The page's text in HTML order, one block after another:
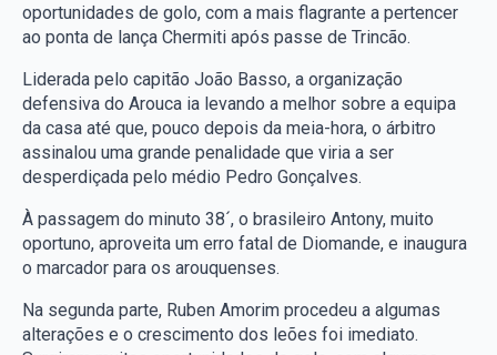
oportunidades de golo, com a mais flagrante a pertencer
ao ponta de lança Chermiti após passe de Trincão.
Liderada pelo capitão João Basso, a organização
defensiva do Arouca ia levando a melhor sobre a equipa
da casa até que, pouco depois da meia-hora, o árbitro
assinalou uma grande penalidade que viria a ser
desperdiçada pelo médio Pedro Gonçalves.
À passagem do minuto 38´, o brasileiro Antony, muito
oportuno, aproveita um erro fatal de Diomande, e inaugura
o marcador para os arouquenses.
Na segunda parte, Ruben Amorim procedeu a algumas
alterações e o crescimento dos leões foi imediato.